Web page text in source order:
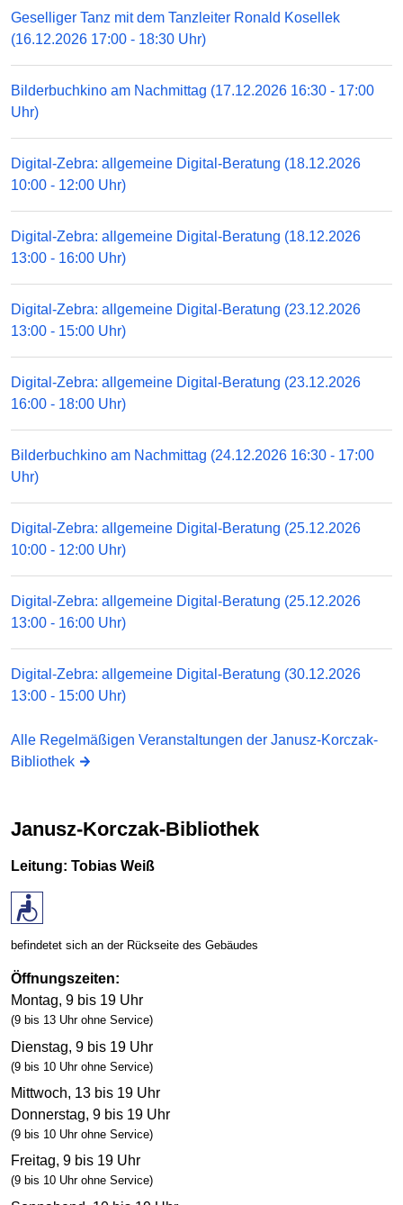
Geselliger Tanz mit dem Tanzleiter Ronald Kosellek
(16.12.2026 17:00 - 18:30 Uhr)
Bilderbuchkino am Nachmittag (17.12.2026 16:30 - 17:00
Uhr)
Digital-Zebra: allgemeine Digital-Beratung (18.12.2026
10:00 - 12:00 Uhr)
Digital-Zebra: allgemeine Digital-Beratung (18.12.2026
13:00 - 16:00 Uhr)
Digital-Zebra: allgemeine Digital-Beratung (23.12.2026
13:00 - 15:00 Uhr)
Digital-Zebra: allgemeine Digital-Beratung (23.12.2026
16:00 - 18:00 Uhr)
Bilderbuchkino am Nachmittag (24.12.2026 16:30 - 17:00
Uhr)
Digital-Zebra: allgemeine Digital-Beratung (25.12.2026
10:00 - 12:00 Uhr)
Digital-Zebra: allgemeine Digital-Beratung (25.12.2026
13:00 - 16:00 Uhr)
Digital-Zebra: allgemeine Digital-Beratung (30.12.2026
13:00 - 15:00 Uhr)
Alle Regelmäßigen Veranstaltungen der Janusz-Korczak-
Bibliothek
Janusz-Korczak-Bibliothek
Leitung: Tobias Weiß
befindetet sich an der Rück­seite des Gebäudes
Öffnungszeiten:
Montag, 9 bis 19 Uhr
(9 bis 13 Uhr ohne Service)
Dienstag, 9 bis 19 Uhr
(9 bis 10 Uhr ohne Service)
Mittwoch, 13 bis 19 Uhr
Donnerstag, 9 bis 19 Uhr
(9 bis 10 Uhr ohne Service)
Freitag, 9 bis 19 Uhr
(9 bis 10 Uhr ohne Service)